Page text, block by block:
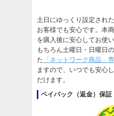
土日にゆっくり設定され
お客様でも安心です。本
を購入後に安心してお使
もちろん土曜日・日曜日
た 「ネットワーク商品」
ますので、いつでも安心
だけます。
ペイバック（返金）保証